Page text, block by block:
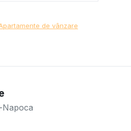
de vânzare
Napoca